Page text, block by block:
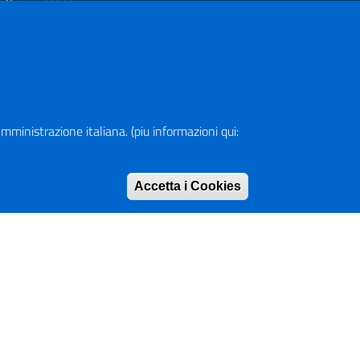
italiana. (piu informazioni qui:
Accetta i Cookies